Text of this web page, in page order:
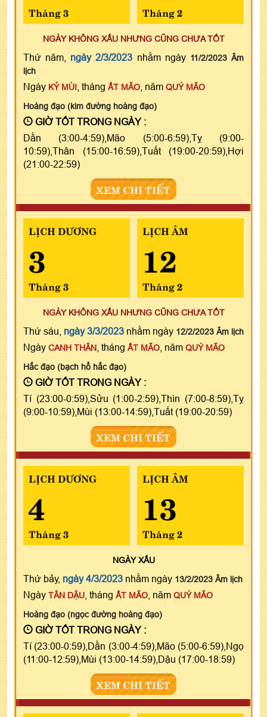
Tháng 3 Tháng 2
NGÀY KHÔNG XẤU NHƯNG CŨNG CHƯA TỐT
Thứ năm, ngày 2/3/2023 nhằm ngày 11/2/2023 Âm
lịch
Ngày KỶ MÙI , tháng ẤT MÃO , năm QUÝ MÃO
Hoàng đạo (kim đường hoàng đạo)
GIỜ TỐT TRONG NGÀY :
Dần (3:00-4:59),Mão (5:00-6:59),Tỵ (9:00-
10:59),Thân (15:00-16:59),Tuất (19:00-20:59),Hợi
(21:00-22:59)
XEM CHI TIẾT
LỊCH DƯƠNG
3
Tháng 3
LỊCH ÂM
12
Tháng 2
NGÀY KHÔNG XẤU NHƯNG CŨNG CHƯA TỐT
Thứ sáu, ngày 3/3/2023 nhằm ngày 12/2/2023 Âm lịch
Ngày CANH THÂN , tháng ẤT MÃO , năm QUÝ MÃO
Hắc đạo (bạch hổ hắc đạo)
GIỜ TỐT TRONG NGÀY :
Tí (23:00-0:59),Sửu (1:00-2:59),Thìn (7:00-8:59),Tỵ
(9:00-10:59),Mùi (13:00-14:59),Tuất (19:00-20:59)
XEM CHI TIẾT
LỊCH DƯƠNG
4
Tháng 3
LỊCH ÂM
13
Tháng 2
NGÀYXẤU
Thứ bảy, ngày 4/3/2023 nhằm ngày 13/2/2023 Âm lịch
Ngày TÂN DẬU , tháng ẤT MÃO , năm QUÝ MÃO
Hoàng đạo (ngọc đường hoàng đạo)
GIỜ TỐT TRONG NGÀY :
Tí (23:00-0:59),Dần (3:00-4:59),Mão (5:00-6:59),Ngọ
(11:00-12:59),Mùi (13:00-14:59),Dậu (17:00-18:59)
XEM CHI TIẾT